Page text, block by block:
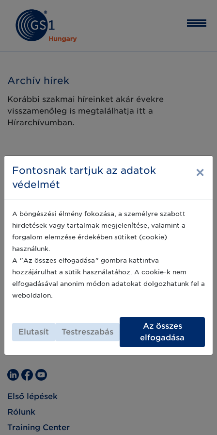
Archív hírek
Korábbi szakmai híreinket akár évekre
visszamenőleg is megtalálhatja itt a
Hírarchívumban.
Első lépések
Rólunk
Training Center
Fontosnak tartjuk az adatok
védelmét
×
A böngészési élmény fokozása, a személyre szabott
hirdetések vagy tartalmak megjelenítése, valamint a
forgalom elemzése érdekében sütiket (cookie)
használunk.
A "Az összes elfogadása" gombra kattintva
hozzájárulhat a sütik használatához. A cookie-k nem
elfogadásával anonim módon adatokat dolgozhatunk fel a
weboldalon.
Elutasít Testreszabás
Az összes
elfogadása